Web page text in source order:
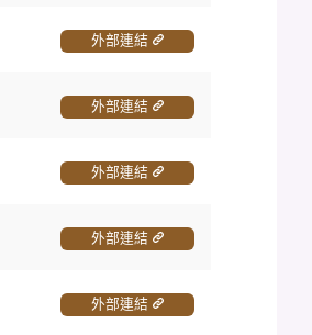
外部連結
外部連結
外部連結
外部連結
外部連結